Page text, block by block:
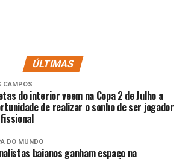
ÚLTIMAS
CAMPOS
do interior veem na Copa 2 de Julho a
de realizar o sonho de ser jogador
DO MUNDO
baianos ganham espaço na